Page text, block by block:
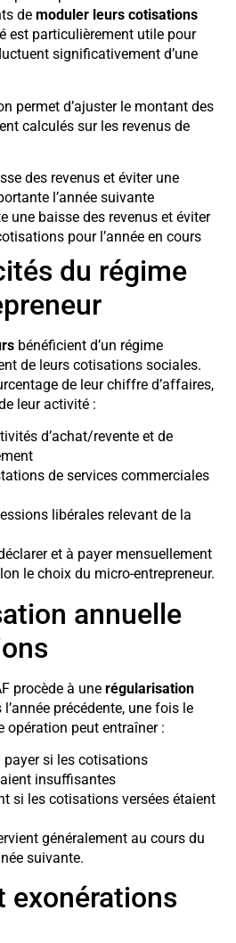
de moduler leurs cotisations
est particulièrement utile pour
significativement d’une
permet d’ajuster le montant des
calculés sur les revenus de
des revenus et éviter une
l’année suivante
une baisse des revenus et éviter
pour l’année en cours
du régime
bénéficient d’un régime
de leurs cotisations sociales.
de leur chiffre d’affaires,
leur activité :
d’achat/revente et de
de services commerciales
libérales relevant de la
et à payer mensuellement
le choix du micro-entrepreneur.
annuelle
procède à une régularisation
l’année précédente, une fois le
opération peut entraîner :
payer si les cotisations
insuffisantes
si les cotisations versées étaient
généralement au cours du
suivante.
exonérations